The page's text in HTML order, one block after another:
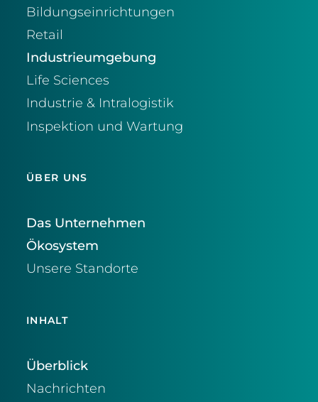
Bildungseinrichtungen
Retail
Industrieumgebung
Life Sciences
Industrie & Intralogistik
Inspektion und Wartung
ÜBER UNS
Das Unternehmen
Ökosystem
Unsere Standorte
INHALT
Überblick
Nachrichten